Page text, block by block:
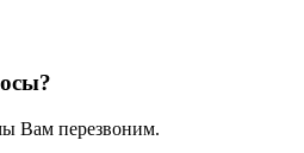
Вам перезвоним.